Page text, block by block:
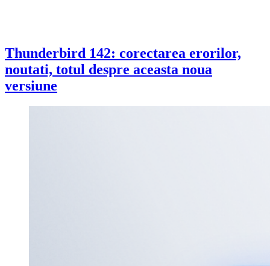
Thunderbird 142: corectarea erorilor,
noutati, totul despre aceasta noua
versiune